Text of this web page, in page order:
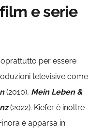
e serie
per essere
televisive come
(2010), Mein Leben &
(2022). Kiefer è inoltre
è apparsa in